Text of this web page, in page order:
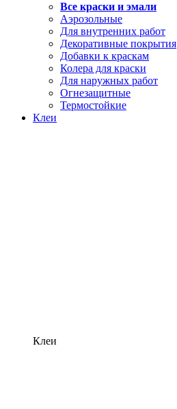
Все краски и эмали
Аэрозольные
Для внутренних работ
Декоративные покрытия
Добавки к краскам
Колера для краски
Для наружных работ
Огнезащитные
Термостойкие
Клеи
Клеи